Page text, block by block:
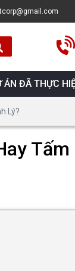
ÁN ĐÃ THỰC
Lý?
Tấm